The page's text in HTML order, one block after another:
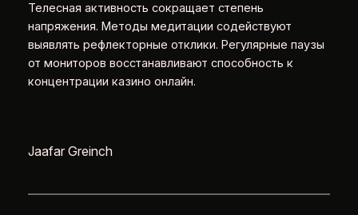
Телесная активность сокращает степень
напряжения. Методы медитации содействуют
выявлять рефлекторные отклики. Регулярные паузы
от мониторов восстанавливают способность к
концентрации казино онлайн.
Jaafar Greinch